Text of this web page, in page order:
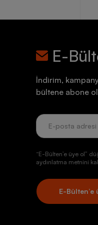
E-
İndirim,
bültene abone
“E-Bülten’e üye ol”
aydınlatma metnini
E-Bülten’e